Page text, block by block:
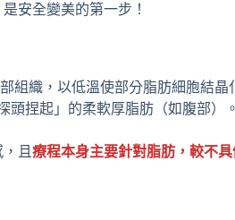
安全變美的第一步！
組織，以低溫使部分脂肪細胞結晶
頭捏起」的柔軟厚脂肪（如腹部
且 療程本身主要針對脂肪，較不